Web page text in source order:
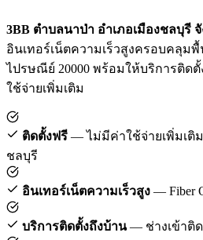
3BB ตำบลนาป่า อำเภอเมืองชลบุรี
อินเทอร์เน็ตความเร็วสูงครอบคลุม
ไปรษณีย์ 20000 พร้อมให้บริการติด
ใช้จ่ายเพิ่มเติม
ติดตั้งฟรี — ไม่มีค่าใช้จ่ายเพิ่มเติ
ชลบุรี
อินเทอร์เน็ตความเร็วสูง — Fiber
บริการติดตั้งถึงบ้าน— ช่างเข้าติ